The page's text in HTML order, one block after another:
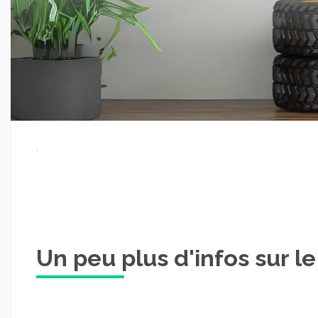
.
Un peu plus d'infos sur